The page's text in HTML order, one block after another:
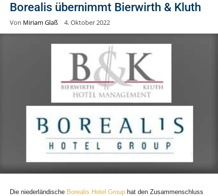
Borealis übernimmt Bierwirth & Kluth
Von Miriam Glaß 4. Oktober 2022
Die niederländische Borealis Hotel Group hat den Zusammenschluss